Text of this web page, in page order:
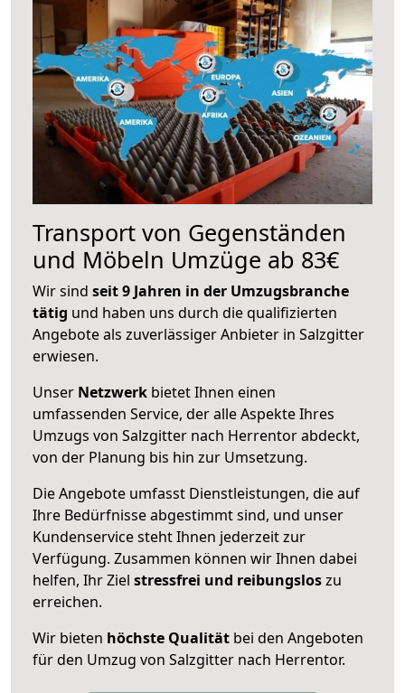
Transport von Gegenständen
und Möbeln Umzüge ab 83€
Wir sind seit 9 Jahren in der Umzugsbranche
tätig und haben uns durch die qualifizierten
Angebote als zuverlässiger Anbieter in Salzgitter
erwiesen.
Unser Netzwerk bietet Ihnen einen
umfassenden Service, der alle Aspekte Ihres
Umzugs von Salzgitter nach Herrentor abdeckt,
von der Planung bis hin zur Umsetzung.
Die Angebote umfasst Dienstleistungen, die auf
Ihre Bedürfnisse abgestimmt sind, und unser
Kundenservice steht Ihnen jederzeit zur
Verfügung. Zusammen können wir Ihnen dabei
helfen, Ihr Ziel stressfrei und reibungsloszu
erreichen.
Wir bieten höchste Qualität bei den Angeboten
für den Umzug von Salzgitter nach Herrentor.